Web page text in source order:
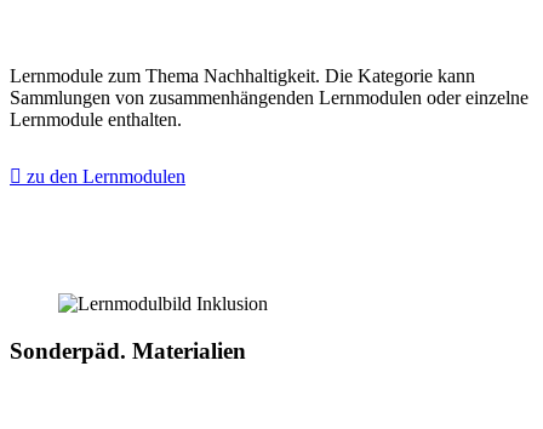
Lernmodule zum Thema Nachhaltigkeit. Die Kategorie kann
Sammlungen von zusammenhängenden Lernmodulen oder einzelne
Lernmodule enthalten.
zu den Lernmodulen
Sonderpäd. Materialien